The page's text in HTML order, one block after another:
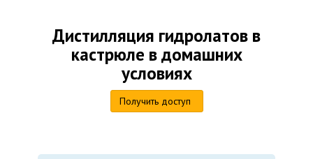
Дистилляция гидролатов в
кастрюле в домашних
условиях
Получить доступ